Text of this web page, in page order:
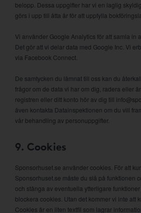
belopp. Dessa uppgifter har vi en laglig
görs i upp till åtta år för att uppfylla
Vi använder Google Analytics för att samla in
Det gör att vi delar data med Google Inc. Vi
via Facebook Connect.
De samtycken du lämnat till oss kan du
frågor om de data vi har om dig, radera eller
registren eller ditt konto hör av dig till
även kontakta Datainspektionen om du vill
vår behandling av personuppgifter.
9. Cookies
Sponsorhuset.se använder cookies. För att
Sponsorhuset.se måste du slå på funktionen
och stänga av eventuella ytterligare
blockera cookies. Utan det kommer vi inte att
Cookies är en liten textfil som lagrar